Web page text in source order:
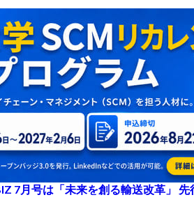
7月号は「未来を創る輸送改革」